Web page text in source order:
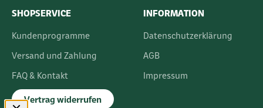
SHOPSERVICE
Kundenprogramme
Versand und Zahlung
FAQ & Kontakt
Vertrag widerrufen
INFORMATION
Datenschutzerklärung
AGB
Impressum